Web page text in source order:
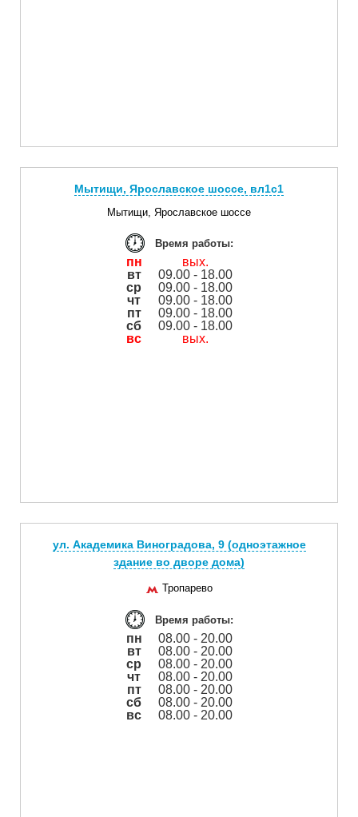
Мытищи, Ярославское шоссе, вл1с1
Мытищи, Ярославское шоссе
Время работы:
пн
вых.
вт
09.00 - 18.00
ср
09.00 - 18.00
чт
09.00 - 18.00
пт
09.00 - 18.00
сб
09.00 - 18.00
вс
вых.
ул. Академика Виноградова, 9 (одноэтажное
здание во дворе дома)
Тропарево
Время работы:
пн
08.00 - 20.00
вт
08.00 - 20.00
ср
08.00 - 20.00
чт
08.00 - 20.00
пт
08.00 - 20.00
сб
08.00 - 20.00
вс
08.00 - 20.00